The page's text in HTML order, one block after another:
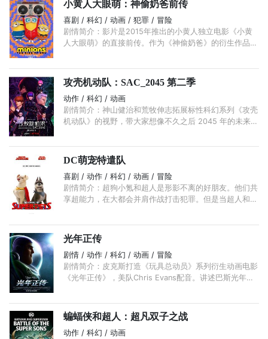
小黄人大眼萌：神偷奶爸前传
喜剧 / 科幻 / 动画 / 犯罪 / 冒险
剧情简介：影片是2015年推出的小黄人独立电影《小黄
人大眼萌》的直接前传。作为《神偷奶爸》的衍生作品，
攻壳机动队：SAC_2045 第二季
动作 / 科幻 / 动画
剧情简介：神山健治和荒牧伸志拓展标性科幻系列《攻壳
机动队》的视野，带大家想像不久之后 2045 年的未来世
DC萌宠特遣队
喜剧 / 动作 / 科幻 / 动画 / 冒险
剧情简介：超狗小氪和超人是形影不离的好朋友。他们共
享超能力，在大都会并肩作战打击犯罪。但是当超人和正
光年正传
剧情 / 动作 / 科幻 / 动画 / 冒险
剧情简介：皮克斯打造《玩具总动员》系列衍生动画电影
《光年正传》，美队Chris Evans配音。讲述巴斯光年人
蝙蝠侠和超人：超凡双子之战
动作 / 科幻 / 动画